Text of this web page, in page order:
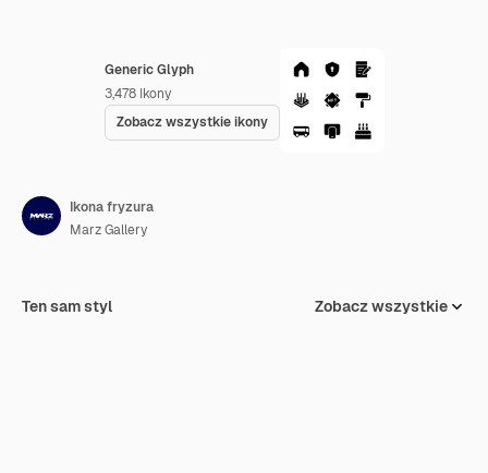
Generic Glyph
3,478 Ikony
Zobacz wszystkie ikony
Ikona fryzura
Marz Gallery
Ten sam styl Zobacz wszystkie